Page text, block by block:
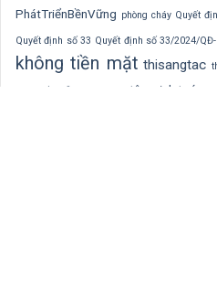
PhátTriểnBềnVững phòng cháy Quyết
Quyết định số 33 Quyết định số 33/2024/
không tiền mặt thisangtac
tuần lễ áo dài 2024 tâm sinh tướng